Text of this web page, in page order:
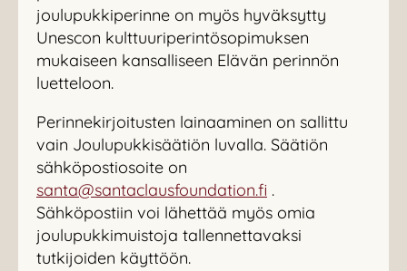
joulupukkiperinne on myös hyväksytty
Unescon kulttuuriperintösopimuksen
mukaiseen kansalliseen Elävän perinnön
luetteloon.
Perinnekirjoitusten lainaaminen on sallittu
vain Joulupukkisäätiön luvalla. Säätiön
sähköpostiosoite on
santa@santaclausfoundation.fi .
Sähköpostiin voi lähettää myös omia
joulupukkimuistoja tallennettavaksi
tutkijoiden käyttöön.